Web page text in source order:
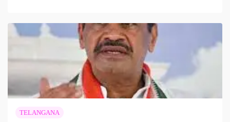
TELANGANA